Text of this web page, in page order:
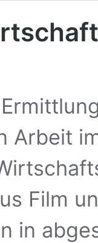
Arbeit
Film
in